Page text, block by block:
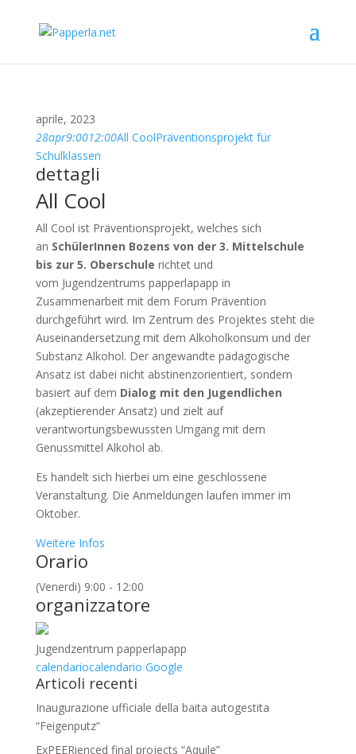
aprile, 2023
28apr9:0012:00All CoolPräventionsprojekt für
Schulklassen
dettagli
All Cool
All Cool ist Präventionsprojekt, welches sich
an SchülerInnen Bozens von der 3. Mittelschule
bis zur 5. Oberschule richtet und
vom Jugendzentrums papperlapapp in
Zusammenarbeit mit dem Forum Prävention
durchgeführt wird. Im Zentrum des Projektes steht die
Auseinandersetzung mit dem Alkoholkonsum und der
Substanz Alkohol. Der angewandte pädagogische
Ansatz ist dabei nicht abstinenzorientiert, sondern
basiert auf dem Dialog mit den Jugendlichen
(akzeptierender Ansatz) und zielt auf
verantwortungsbewussten Umgang mit dem
Genussmittel Alkohol ab.
Es handelt sich hierbei um eine geschlossene
Veranstaltung. Die Anmeldungen laufen immer im
Oktober.
Weitere Infos
Orario
(Venerdi) 9:00 - 12:00
organizzatore
Jugendzentrum papperlapapp
calendariocalendario Google
Articoli recenti
Inaugurazione ufficiale della baita autogestita
“Feigenputz”
ExPEERienced final projects “Aquile”